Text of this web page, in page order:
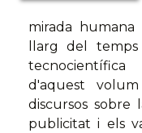
mirada
llarg del
tecnocientífica
d'aquest
discursos sobre
publicitat i els